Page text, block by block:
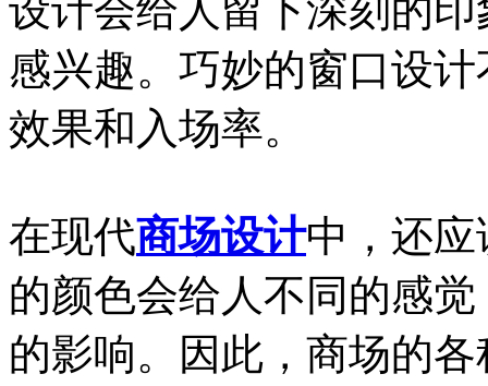
设计会给人留下深刻的
感兴趣。巧妙的窗口设
效果和入场率。
在现代商场设计中，还
的颜色会给人不同的感
的影响。因此，商场的